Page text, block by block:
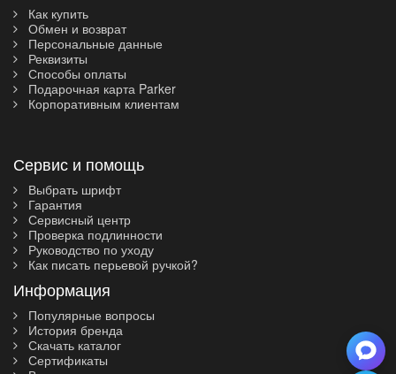
Как купить
Обмен и возврат
Персональные данные
Реквизиты
Способы оплаты
Подарочная карта Parker
Корпоративным клиентам
Сервис и помощь
Выбрать шрифт
Гарантия
Сервисный центр
Проверка подлинности
Руководство по уходу
Как писать перьевой ручкой?
Информация
Популярные вопросы
История бренда
Скачать каталог
Сертификаты